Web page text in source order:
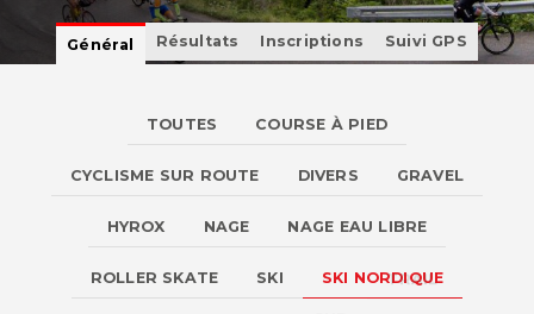
Général Résultats Inscriptions Suivi GPS
TOUTES COURSE À PIED
CYCLISME SUR ROUTE DIVERS GRAVEL
HYROX NAGE NAGE EAU LIBRE
ROLLER SKATE SKI SKI NORDIQUE